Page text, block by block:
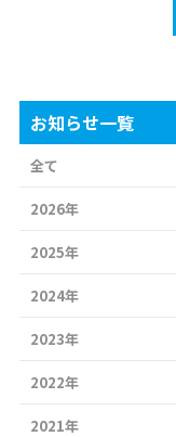
お知らせ一覧
全て
2026年
2025年
2024年
2023年
2022年
2021年